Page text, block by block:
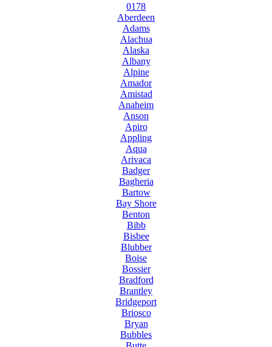
0178
Aberdeen
Adams
Alachua
Alaska
Albany
Alpine
Amador
Amistad
Anaheim
Anson
Apiro
Appling
Aqua
Arivaca
Badger
Bagheria
Bartow
Bay Shore
Benton
Bibb
Bisbee
Blubber
Boise
Bossier
Bradford
Brantley
Bridgeport
Briosco
Bryan
Bubbles